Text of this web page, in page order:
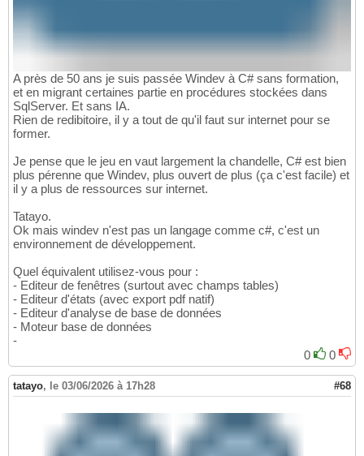
A près de 50 ans je suis passée Windev à C# sans formation,
et en migrant certaines partie en procédures stockées dans
SqlServer. Et sans IA.
Rien de redibitoire, il y a tout de qu'il faut sur internet pour se
former.
Je pense que le jeu en vaut largement la chandelle, C# est bien
plus pérenne que Windev, plus ouvert de plus (ça c'est facile) et
il y a plus de ressources sur internet.
Tatayo.
Ok mais windev n'est pas un langage comme c#, c'est un
environnement de développement.
Quel équivalent utilisez-vous pour :
- Editeur de fenêtres (surtout avec champs tables)
- Editeur d'états (avec export pdf natif)
- Editeur d'analyse de base de données
- Moteur base de données
-
0
0
tatayo, le 03/06/2026 à 17h28 #68